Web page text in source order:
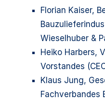
Florian Kaiser,
Wieselhuber &
Heiko Harbers,
Vorstandes
Klaus Jung,
Fachverbandes